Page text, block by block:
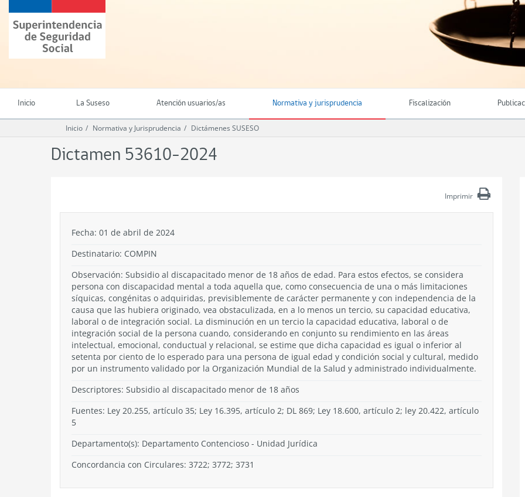
contenido
principal
Superintendencia
de
Seguridad
(SUSESO)
Chile
Inicio La Suseso Atención usuarios/as Normativa y jurisprudencia Fiscalización
Inicio Normativa y Jurisprudencia Dictámenes SUSESO
Dictamen 53610-2024
Imprimir
Fecha: 01 de abril de 2024
Destinatario: COMPIN
Observación: Subsidio al discapacitado menor de 18 años de edad. Para estos efectos, se considera
persona con discapacidad mental a toda aquella que, como consecuencia de una o más limitaciones
síquicas, congénitas o adquiridas, previsiblemente de carácter permanente y con independencia de la
causa que las hubiera originado, vea obstaculizada, en a lo menos un tercio, su capacidad educativa,
laboral o de integración social. La disminución en un tercio la capacidad educativa, laboral o de
integración social de la persona cuando, considerando en conjunto su rendimiento en las áreas
intelectual, emocional, conductual y relacional, se estime que dicha capacidad es igual o inferior al
setenta por ciento de lo esperado para una persona de igual edad y condición social y cultural, medido
por un instrumento validado por la Organización Mundial de la Salud y administrado individualmente.
Descriptores: Subsidio al discapacitado menor de 18 años
Fuentes: Ley 20.255, artículo 35; Ley 16.395, artículo 2; DL 869; Ley 18.600, artículo 2; ley 20.422, artículo
5
Departamento(s): Departamento Contencioso - Unidad Jurídica
Concordancia con Circulares: 3722; 3772; 3731